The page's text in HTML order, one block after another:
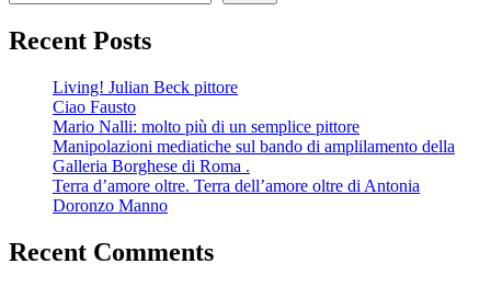
Recent Posts
Living! Julian Beck pittore
Ciao Fausto
Mario Nalli: molto più di un semplice pittore
Manipolazioni mediatiche sul bando di amplilamento della
Galleria Borghese di Roma .
Terra d’amore oltre. Terra dell’amore oltre di Antonia
Doronzo Manno
Recent Comments